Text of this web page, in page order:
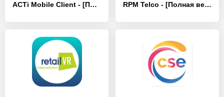
ACTi Mobile Client - [Полная версия] RPM Telco - [Полная версия]